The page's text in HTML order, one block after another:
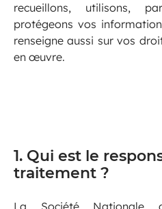
recueillons, utilisons,
protégeons vos
renseigne aussi sur vos
en œuvre.
1. Qui est le
traitement ?
La Société Nationale